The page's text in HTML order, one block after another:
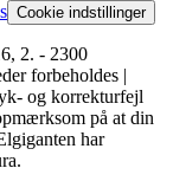
Cookie indstillinger
2. - 2300
forbeholdes |
og korrekturfejl
på at din
har